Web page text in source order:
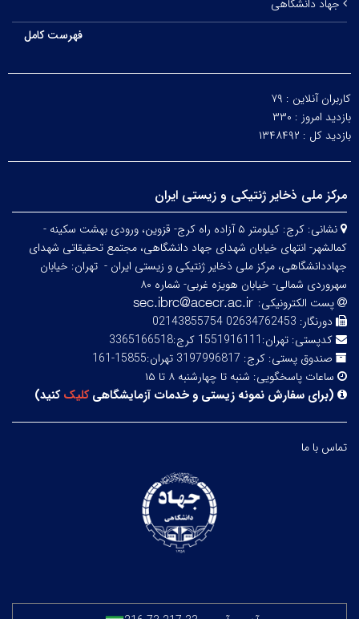
جهاد دانشگاهی
فهرست کامل
کاربران آنلاین : ۷۹
بازدید امروز : ۳۳۰
بازدید کل : ۱۳۴۸۴۹۲
مرکز ملی ذخایر ژنتیکی و زیستی ایران
نشانی:
کرج: کیلومتر ۵ آزاده راه کرج- قزوین، ورودی بهشت سکینه -
کمالشهر- انتهای خیابان شهدای جهاد دانشگاهی، مجتمع تحقیقاتی شهدای
جهاددانشگاهی، مرکز ملی ذخایر ژنتیکی و زیستی ایران - تهران: خیابان
سهروردی شمالی- خیابان هویزه غربی- شماره ۸۰
پست الکترونیکی:
دورنگار: 02634762453 02143855754
کدپستی: تهران:1551916111 کرج:3365166518
صندوق پستی: کرج: 3197996817 تهران:15855-161
ساعات پاسخگویی: شنبه تا چهارشنبه ۸ تا ۱۵
(برای سفارش نمونه زیستی و خدمات آزمایشگاهیکلیککنید)
تماس با ما